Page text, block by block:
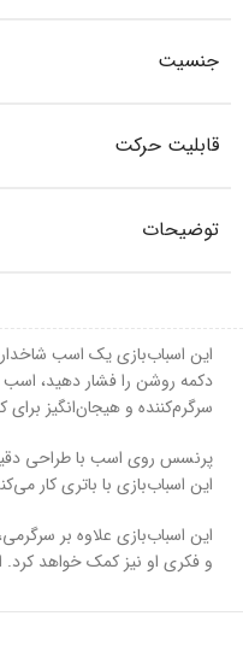
جنسیت
قابلیت حرکت
توضیحات
این اسباب‌بازی یک اسب
دکمه روشن را فشار دهید،
سرگرم‌کننده و هیجان‌انگیز
این اسباب‌بازی با باتری کار
این اسباب‌بازی علاوه بر
و فکری او نیز کمک خواهد